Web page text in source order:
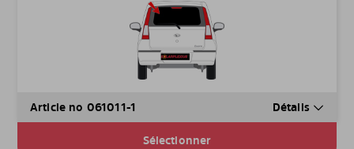
Article no 061011-1 Détails
Sélectionner